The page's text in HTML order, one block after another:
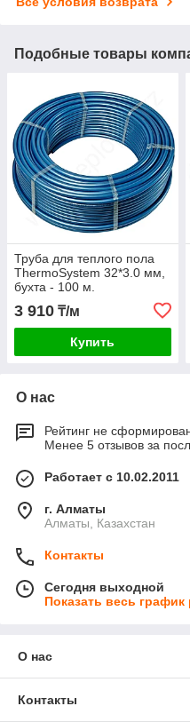
Подобные товары
Труба для теплого пола
ThermoSystem 32*3.0 мм,
бухта - 100 м.
3 910 ₸/м
Купить
О нас
Рейтинг не
Менее 5 отзывов за
Работает с 10.02.2011
г. Алматы
Алматы, Казахстан
Контакты
Сегодня выходной
Показать весь
О нас
Контакты